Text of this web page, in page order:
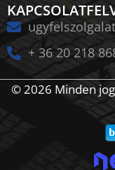
+ 36 20 218
© 2026 Minden